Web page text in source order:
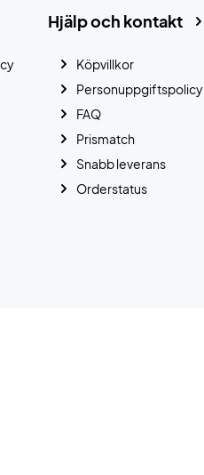
Hjälp och kontakt
Köpvillkor
Personuppgiftspolicy
FAQ
Prismatch
Snabb leverans
Orderstatus